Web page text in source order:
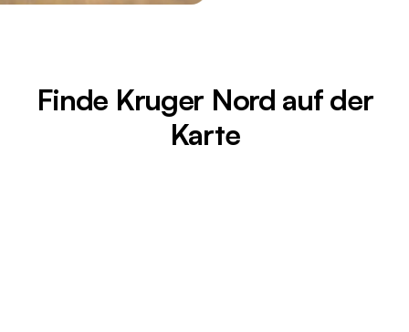
Finde Kruger Nord auf der
Karte